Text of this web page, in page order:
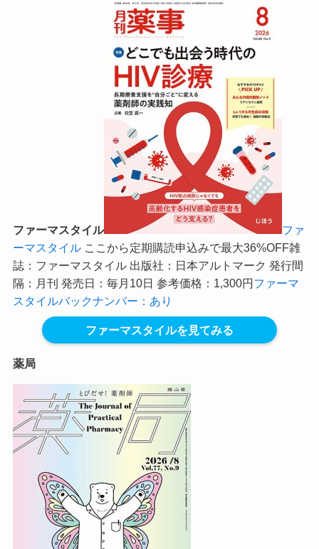
ファーマスタイル
ファ
ーマスタイル ここから定期購読申込みで最大36%OFF雑
誌：ファーマスタイル 出版社：日本アルトマーク 発行間
隔：月刊 発売日：毎月10日 参考価格：1,300円 ファーマ
スタイルバックナンバー：あり
ファーマスタイルを見てみる
薬局